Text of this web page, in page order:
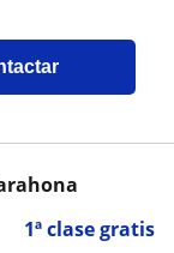
1ª clase gratis